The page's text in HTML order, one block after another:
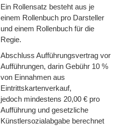
Ein Rollensatz besteht aus je
einem Rollenbuch pro Darsteller
und einem Rollenbuch für die
Regie.
Abschluss Aufführungsvertrag vor
Aufführungen, darin Gebühr 10 %
von Einnahmen aus
Eintrittskartenverkauf,
jedoch mindestens 20,00 € pro
Aufführung und gesetzliche
Künstlersozialabgabe berechnet